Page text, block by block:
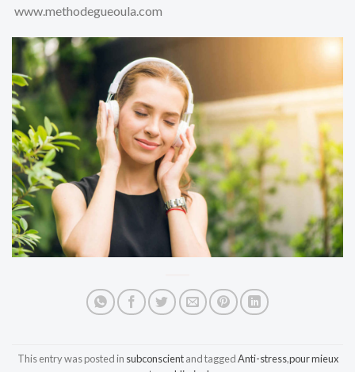
www.methodegueoula.com
This entry was posted in subconscientand taggedAnti-stress,pour mieux